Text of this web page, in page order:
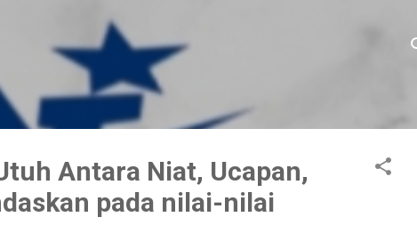
ke konten utama
Antara Niat, Ucapan,
pada nilai-nilai